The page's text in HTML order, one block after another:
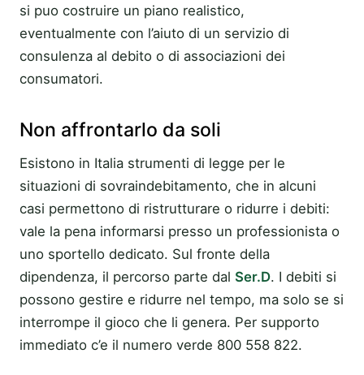
si puo costruire un piano realistico,
eventualmente con l’aiuto di un servizio di
consulenza al debito o di associazioni dei
consumatori.
Non affrontarlo da soli
Esistono in Italia strumenti di legge per le
situazioni di sovraindebitamento, che in alcuni
casi permettono di ristrutturare o ridurre i debiti:
vale la pena informarsi presso un professionista o
uno sportello dedicato. Sul fronte della
dipendenza, il percorso parte dal Ser.D. I debiti si
possono gestire e ridurre nel tempo, ma solo se si
interrompe il gioco che li genera. Per supporto
immediato c’e il numero verde 800 558 822.